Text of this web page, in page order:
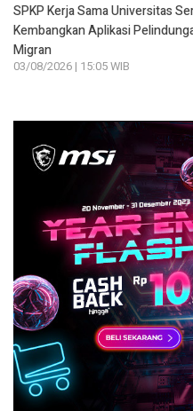
SPKP Kerja Sama Universitas
Kembangkan Aplikasi
Migran
03/08/2026 | 15:05 WIB